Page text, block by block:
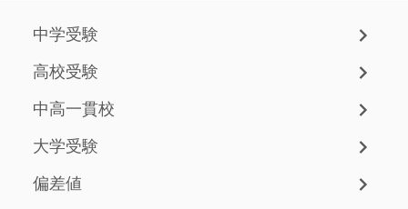
中学受験
高校受験
中高一貫校
大学受験
偏差値